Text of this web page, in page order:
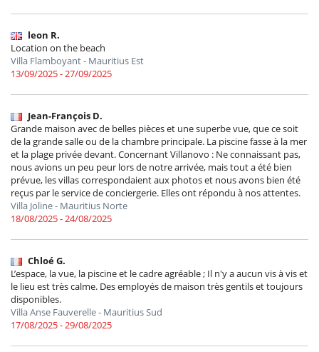
leon R.
Location on the beach
Villa Flamboyant - Mauritius Est
13/09/2025 - 27/09/2025
Jean-François D.
Grande maison avec de belles pièces et une superbe vue, que ce soit
de la grande salle ou de la chambre principale. La piscine fasse à la mer
et la plage privée devant. Concernant Villanovo : Ne connaissant pas,
nous avions un peu peur lors de notre arrivée, mais tout a été bien
prévue, les villas correspondaient aux photos et nous avons bien été
reçus par le service de conciergerie. Elles ont répondu à nos attentes.
Villa Joline - Mauritius Norte
18/08/2025 - 24/08/2025
Chloé G.
L’espace, la vue, la piscine et le cadre agréable ; Il n'y a aucun vis à vis et
le lieu est très calme. Des employés de maison très gentils et toujours
disponibles.
Villa Anse Fauverelle - Mauritius Sud
17/08/2025 - 29/08/2025